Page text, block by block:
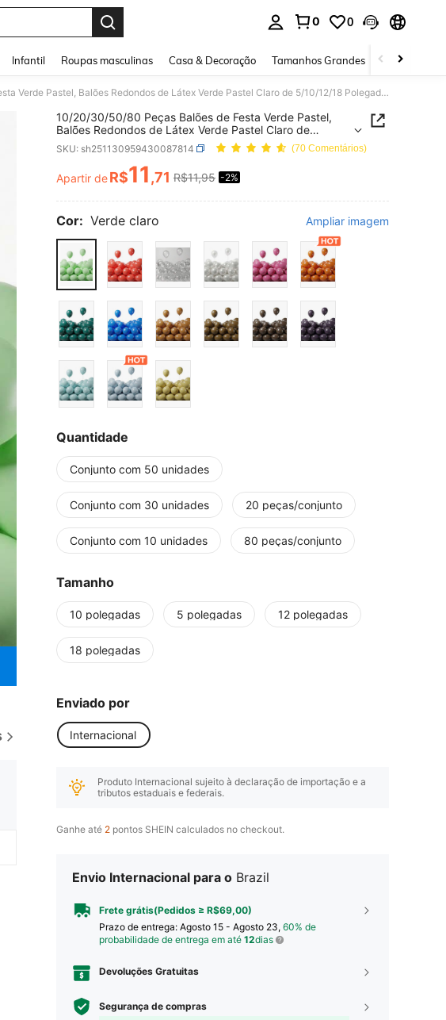
0 0
Infantil Roupas masculinas Casa & Decoração Tamanhos Grandes Joias e
10/20/30/50/80 Peças Balões de Festa Verde Pastel, Balões Redondos de Látex Verde Pastel Claro de 5/10/12/18 Polegadas para Decoração de Casamento, Aniversário, Formatura, Revelação de Gênero, Chá de Bebê, Batizado
10/20/30/50/80 Peças Balões de Festa Verde Pastel,
Balões Redondos de Látex Verde Pastel Claro de
5/10/12/18 Polegadas para Decoração de Casamento,
Aniversário, Formatura, Revelação de Gênero, Chá de
Bebê, Batizado
SKU: sh251130959430087814 (70 Comentários)
PRICE AND AVAILABILITY
Apartir deR$11,71 R$11,95 -2%
Cor: Verde claro Ampliar imagem
Quantidade
Conjunto com 50 unidades
Conjunto com 30 unidades 20 peças/conjunto
Conjunto com 10 unidades 80 peças/conjunto
Tamanho
10 polegadas 5 polegadas 12 polegadas
18 polegadas
Enviado por
Internacional
Produto Internacional sujeito à declaração de importação e a
tributos estaduais e federais.
Ganhe até 2 pontos SHEIN calculados no checkout.
Envio Internacional para o Brazil
Frete grátis(Pedidos ≥ R$69,00)
Prazo de entrega: Agosto 15 - Agosto 23, 60% de
probabilidade de entrega em até 12dias
Devoluções Gratuitas
Segurança de compras